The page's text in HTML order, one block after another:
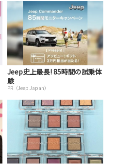
Jeep史上最長! 85時間の試乗体
験
PR（Jeep Japan）